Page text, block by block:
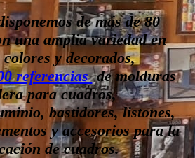
de más de 80
una amplia variedad en
colores y decorados,
referenciasde molduras
para cuadros,
bastidores, listones,
y accesorios para la
de cuadros.